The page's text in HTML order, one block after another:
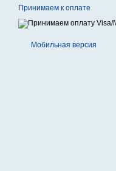
Принимаем к оплате
Мобильная версия